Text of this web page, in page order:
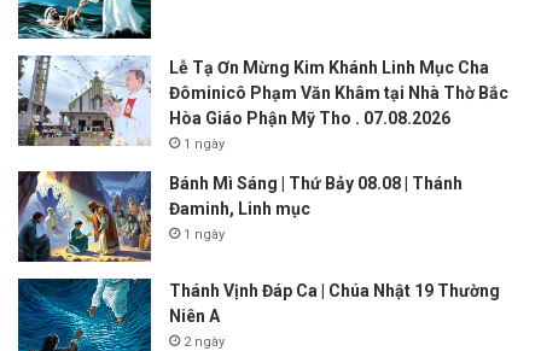
Lễ Tạ Ơn Mừng Kim Khánh Linh Mục Cha
Đôminicô Phạm Văn Khâm tại Nhà Thờ Bắc
Hòa Giáo Phận Mỹ Tho . 07.08.2026
1 ngày
Bánh Mì Sáng | Thứ Bảy 08.08 | Thánh
Đaminh, Linh mục
1 ngày
Thánh Vịnh Đáp Ca | Chúa Nhật 19 Thường
Niên A
2 ngày